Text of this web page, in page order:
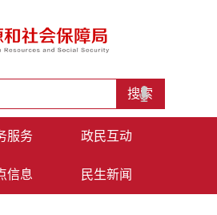
服务 政民互动
信息 民生新闻